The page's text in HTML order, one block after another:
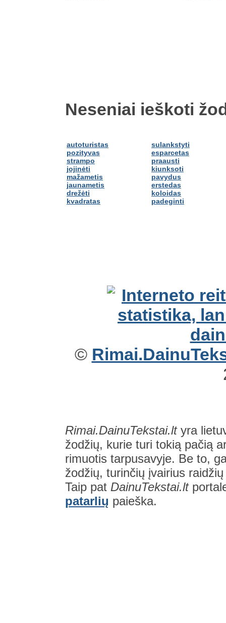
Neseniai ieškoti
autoturistas
pozityvas
strampo
jojinėti
mažametis
jaunametis
drežėti
kvadratas
sulankstyti
esparcetas
praausti
kiunksoti
pavydus
erstedas
koloidas
padeginti
©
Rimai.DainuTekstai.ltyra
žodžių, kurie turi tokią pačią
rimuotis tarpusavyje. Be to,
žodžių, turinčių įvairius
Taip pat DainuTekstai.lt
patarlių paieška.